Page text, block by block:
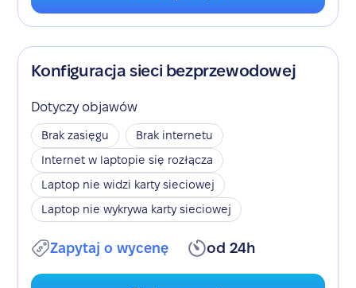
Konfiguracja sieci bezprzewodowej
Dotyczy objawów
Brak zasięgu
Brak internetu
Internet w laptopie się rozłącza
Laptop nie widzi karty sieciowej
Laptop nie wykrywa karty sieciowej
Zapytaj o wycenę od 24h